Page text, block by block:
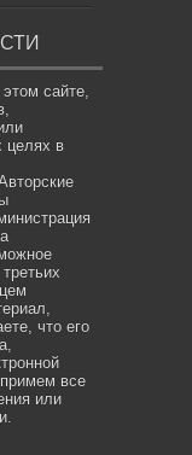
сайте,
целях в
что его
все
или